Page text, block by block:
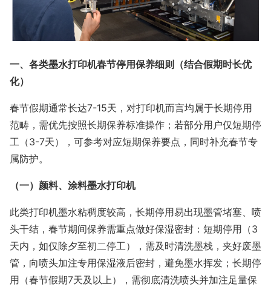
一、各类墨水打印机春节停用保养细则（结合假期时长优
化）
春节假期通常长达7-15天，对打印机而言均属于长期停用
范畴，需优先按照长期保养标准操作；若部分用户仅短期停
工（3-7天），可参考对应短期保养要点，同时补充春节专
属防护。
（一）颜料、涂料墨水打印机
此类打印机墨水粘稠度较高，长期停用易出现墨管堵塞、喷
头干结，春节期间保养需重点做好保湿密封：短期停用（3
天内，如仅除夕至初二停工），需及时清洗墨栈，夹好废墨
管，向喷头加注专用保湿液后密封，避免墨水挥发；长期停
用（春节假期7天及以上），需彻底清洗喷头并加注足量保